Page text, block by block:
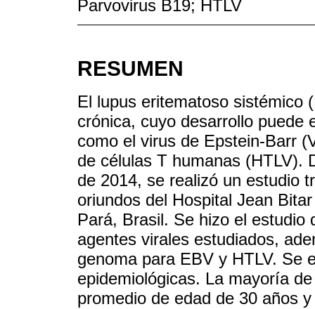
Parvovirus B19; HTLV
RESUMEN
El lupus eritematoso sistémico
crónica, cuyo desarrollo puede
como el virus de Epstein-Barr
de células T humanas (HTLV).
de 2014, se realizó un estudio
oriundos del Hospital Jean
Pará, Brasil. Se hizo el
agentes virales estudiados,
genoma para EBV y HTLV. Se
epidemiológicas. La mayoría
promedio de edad de 30 años